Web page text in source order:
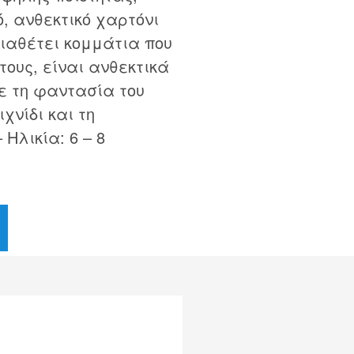
χαρτόνι
κομμάτια που
είναι ανθεκτικά
τη φαντασία του
και τη
Ηλικία: 6 – 8